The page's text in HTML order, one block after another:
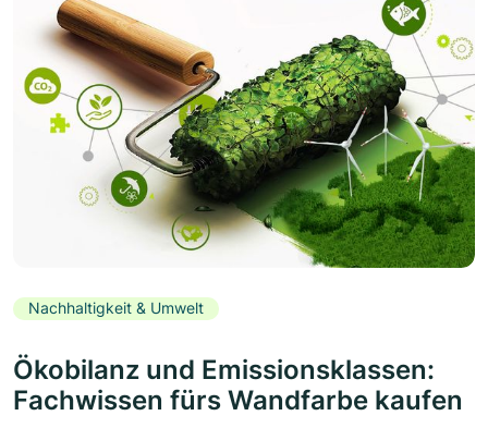
Nachhaltigkeit & Umwelt
Ökobilanz und Emissionsklassen:
Fachwissen fürs Wandfarbe kaufen